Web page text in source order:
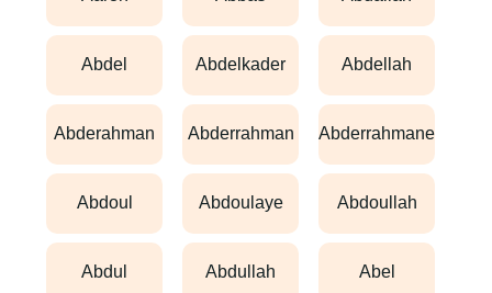
abdel abdelkader abdellah
abderahman abderrahman abderrahmane
abdoul abdoulaye abdoullah
abdul abdullah abel